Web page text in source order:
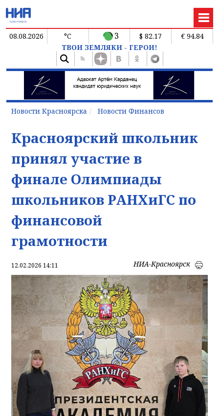
08.08.2026 °C 3 $ 82.17
€ 94.84
ТВОИ ЗЕМЛЯКИ - ГЕРОИ!
Новости Красноярска Новости Финансов
Красноярский школьник
принял участие в
финале Олимпиады
школьников РАНХиГС по
финансовой
грамотности
12.02.2026 14:11 НИА-Красноярск